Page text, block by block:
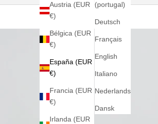
Austria (EUR
€)
Bélgica (EUR
€)
España (EUR
€)
Francia (EUR
€)
Irlanda (EUR
(portugal)
Deutsch
Français
English
Italiano
Nederlands
Dansk